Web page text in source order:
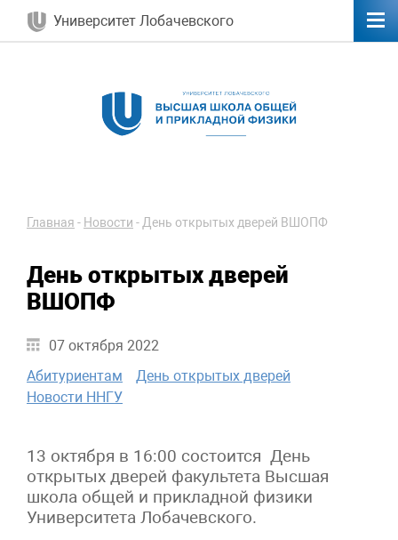
Университет Лобачевского
Главная - Новости -День открытых дверей ВШОПФ
День открытых дверей
ВШОПФ
07 октября 2022
Абитуриентам
День открытых дверей
Новости ННГУ
13 октября в 16:00 состоится День
открытых дверей факультета Высшая
школа общей и прикладной физики
Университета Лобачевского.